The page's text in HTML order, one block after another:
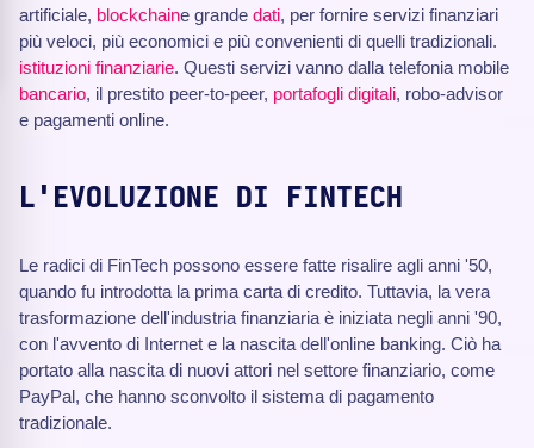
artificiale, blockchaine grande dati, per fornire servizi finanziari
più veloci, più economici e più convenienti di quelli tradizionali.
istituzioni finanziarie. Questi servizi vanno dalla telefonia mobile
bancario, il prestito peer-to-peer, portafogli digitali, robo-advisor
e pagamenti online.
L'EVOLUZIONE DI FINTECH
Le radici di FinTech possono essere fatte risalire agli anni '50,
quando fu introdotta la prima carta di credito. Tuttavia, la vera
trasformazione dell'industria finanziaria è iniziata negli anni '90,
con l'avvento di Internet e la nascita dell'online banking. Ciò ha
portato alla nascita di nuovi attori nel settore finanziario, come
PayPal, che hanno sconvolto il sistema di pagamento
tradizionale.